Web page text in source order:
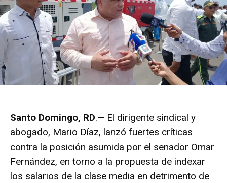
Santo Domingo, RD.— El dirigente sindical y
abogado, Mario Díaz, lanzó fuertes críticas
contra la posición asumida por el senador Omar
Fernández, en torno a la propuesta de indexar
los salarios de la clase media en detrimento de